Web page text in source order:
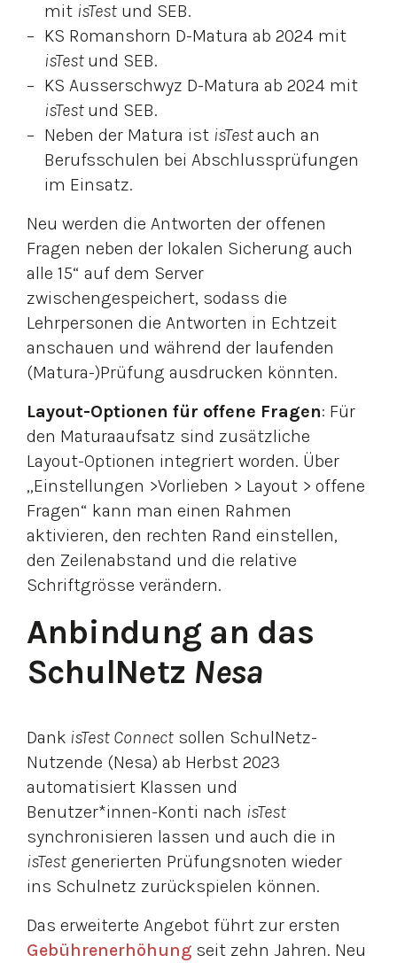
mit isTest und SEB.
KS Romanshorn D-Matura ab 2024 mit
isTest und SEB.
KS Ausserschwyz D-Matura ab 2024 mit
isTest und SEB.
Neben der Matura ist isTestauch an
Berufsschulen bei Abschlussprüfungen
im Einsatz.
Neu werden die Antworten der offenen
Fragen neben der lokalen Sicherung auch
alle 15“ auf dem Server
zwischengespeichert, sodass die
Lehrpersonen die Antworten in Echtzeit
anschauen und während der laufenden
(Matura-)Prüfung ausdrucken könnten.
Layout-Optionen für offene Fragen: Für
den Maturaaufsatz sind zusätzliche
Layout-Optionen integriert worden. Über
„Einstellungen >Vorlieben > Layout > offene
Fragen“ kann man einen Rahmen
aktivieren, den rechten Rand einstellen,
den Zeilenabstand und die relative
Schriftgrösse verändern.
Anbindung an das
SchulNetz Nesa
Dank isTest Connect sollen SchulNetz-
Nutzende (Nesa) ab Herbst 2023
automatisiert Klassen und
Benutzer*innen-Konti nach isTest
synchronisieren lassen und auch die in
isTest generierten Prüfungsnoten wieder
ins Schulnetz zurückspielen können.
Das erweiterte Angebot führt zur ersten
Gebührenerhöhung seit zehn Jahren. Neu